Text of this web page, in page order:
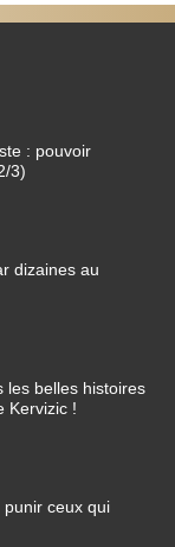
: pouvoir
3)
dizaines au
les belles histoires
Kervizic !
ceux qui